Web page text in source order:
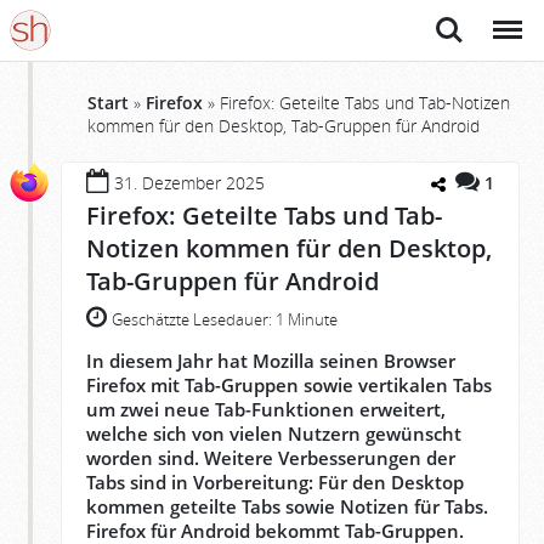
Suche Menü
Start » Firefox » Firefox: Geteilte Tabs und Tab-Notizen
kommen für den Desktop, Tab-Gruppen für Android
31. Dezember 2025 1
Firefox: Geteilte Tabs und Tab-
Notizen kommen für den Desktop,
Tab-Gruppen für Android
Geschätzte Lesedauer: 1 Minute
In diesem Jahr hat Mozilla seinen Browser
Firefox mit Tab-Gruppen sowie vertikalen Tabs
um zwei neue Tab-Funktionen erweitert,
welche sich von vielen Nutzern gewünscht
worden sind. Weitere Verbesserungen der
Tabs sind in Vorbereitung: Für den Desktop
kommen geteilte Tabs sowie Notizen für Tabs.
Firefox für Android bekommt Tab-Gruppen.